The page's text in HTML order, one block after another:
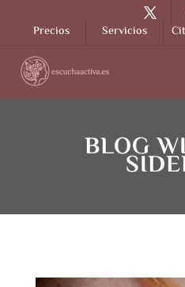
Precios Servicios
BLOG